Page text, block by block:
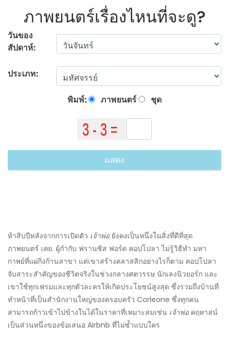
ภาพยนตร์เรื่องไหนที่จะดู?
วันของ
สัปดาห์:
ประเภท:
พิมพ์: ภาพยนตร์ ชุด
แสดง
ห้าสิบปีหลังจากการเปิดตัว เจ้าพ่อยังคงเป็นหนึ่งในสิ่งที่ดีที่สุด
ภาพยนตร์ เคย. ผู้กำกับ ฟรานซิส ฟอร์ด คอปโปลา ไม่รู้วิธีทำ มหา
กาพย์ที่แผ่กิ่งก้านสาขา แต่เขาสร้างคลาสสิกอย่างไรก็ตาม คอปโปลา
จับสาระสำคัญของชีวิตจริงในช่วงกลางศตวรรษ นักเลงนิวยอร์ก และ
เขาใช้ทุกเฟรมและทุกตัวละครให้เกิดประโยชน์สูงสุด ซึ่งรวมถึงบ้านที่
ทำหน้าที่เป็นสำนักงานใหญ่ของครอบครัว Corleone ซึ่งทุกคน
สามารถก้าวเข้าไปข้างในได้ในราคาที่เหมาะสมเช่น เจ้าพ่อคฤหาสน์
เป็นส่วนหนึ่งของข้อเสนอ Airbnb ที่ไม่ซ้ำแบบใคร